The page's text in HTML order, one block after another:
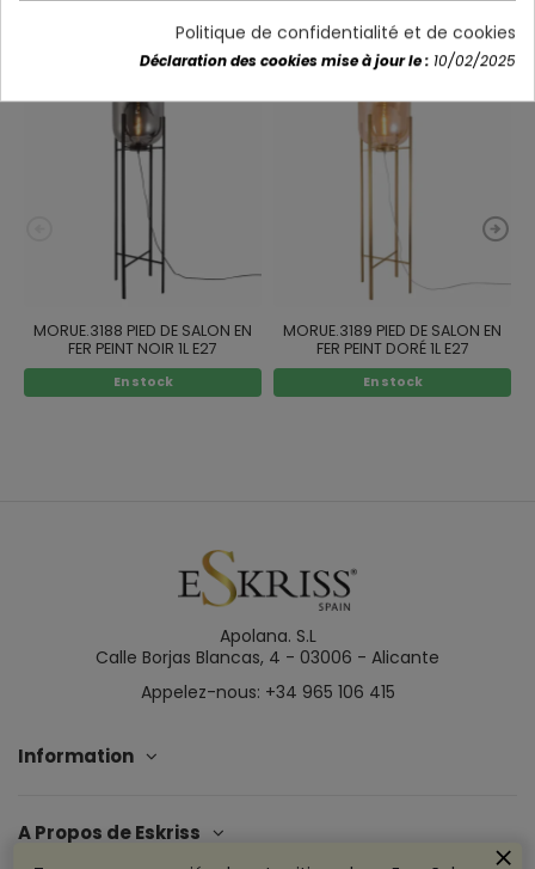
Vous aimerez aussi
MORUE.3188 PIED DE SALON EN
FER PEINT NOIR 1L E27
En stock
MORUE.3189 PIED DE SALON EN
FER PEINT DORÉ 1L E27
En stock
Apolana. S.L
Calle Borjas Blancas, 4 - 03006 - Alicante
Appelez-nous: +34 965 106 415
Information
A Propos de Eskriss
Politique de confidentialité et de cookies
Déclaration des cookies mise à jour le : 10/02/2025